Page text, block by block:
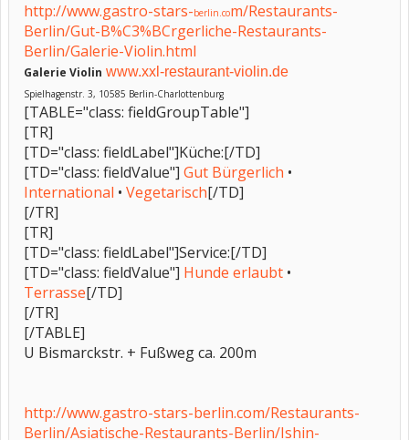
http://www.gastro-stars-berlin.com/Restaurants-
Berlin/Gut-B%C3%BCrgerliche-Restaurants-
Berlin/Galerie-Violin.html
Galerie Violin www.xxl-restaurant-violin.de
Spielhagenstr. 3, 10585 Berlin-Charlottenburg
[TABLE="class: fieldGroupTable"]
[TR]
[TD="class: fieldLabel"]Küche:[/TD]
[TD="class: fieldValue"] Gut Bürgerlich •
International • Vegetarisch[/TD]
[/TR]
[TR]
[TD="class: fieldLabel"]Service:[/TD]
[TD="class: fieldValue"] Hunde erlaubt •
Terrasse[/TD]
[/TR]
[/TABLE]
U Bismarckstr. + Fußweg ca. 200m
http://www.gastro-stars-berlin.com/Restaurants-
Berlin/Asiatische-Restaurants-Berlin/Ishin-